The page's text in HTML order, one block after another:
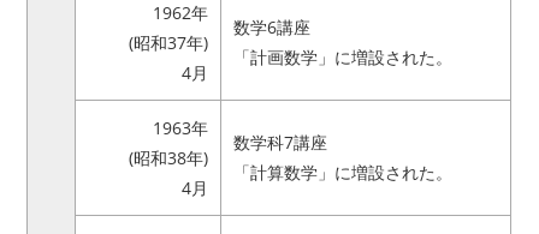
1962年
(昭和37年)
4月
数学6講座
「計画数学」に増設された。
1963年
(昭和38年)
4月
数学科7講座
「計算数学」に増設された。